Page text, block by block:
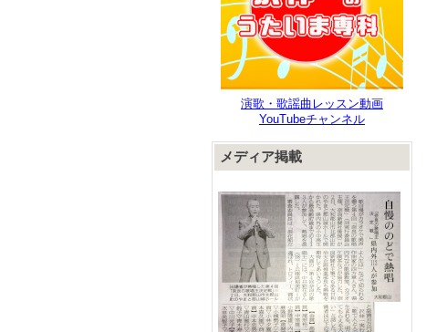
演歌・歌謡曲レッスン動画
YouTubeチャンネル
メディア掲載